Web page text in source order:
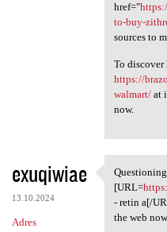
href="
to-buy-
sources to
To discover
https://
walmart/at
now.
exuqiwiae
13.10.2024
Adres
[URL=
- retin a[/
the web